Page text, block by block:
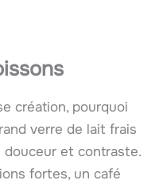
création, pourquoi
verre de lait frais
douceur et contraste.
fortes, un café